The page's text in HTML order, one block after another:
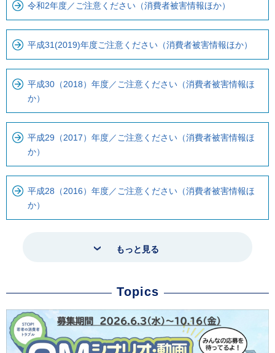
令和2年度／ご注意ください（消費者被害情報ほか）
平成31(2019)年度ご注意ください（消費者被害情報ほか）
平成30（2018）年度／ご注意ください（消費者被害情報ほ
か）
平成29（2017）年度／ご注意ください（消費者被害情報ほ
か）
平成28（2016）年度／ご注意ください（消費者被害情報ほ
か）
もっと見る
Topics